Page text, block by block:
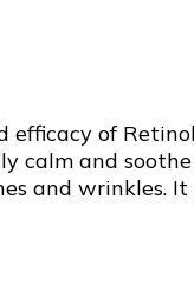
efficacy of
and
and wrinkles.